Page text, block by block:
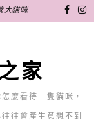
大貓咪
家
麼看待一隻貓咪，
往會產生意想不到